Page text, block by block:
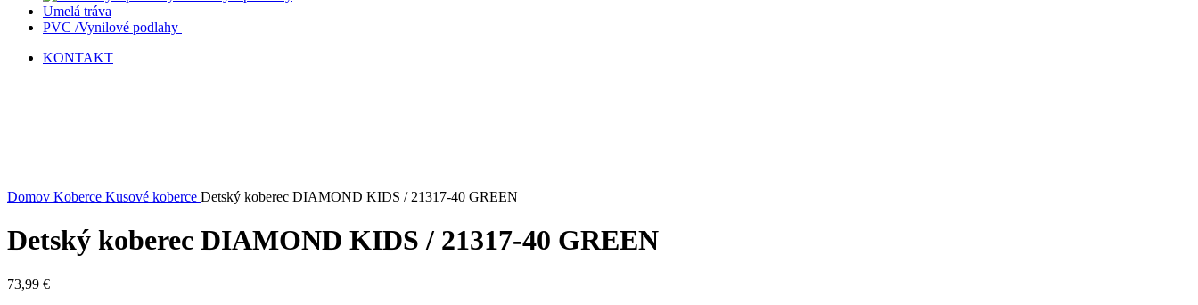
Umelá tráva
PVC /Vynilové podlahy
KONTAKT
Domov Koberce Kusové koberce Detský koberec DIAMOND KIDS / 21317-40 GREEN
Detský koberec DIAMOND KIDS / 21317-40 GREEN
73,99 €